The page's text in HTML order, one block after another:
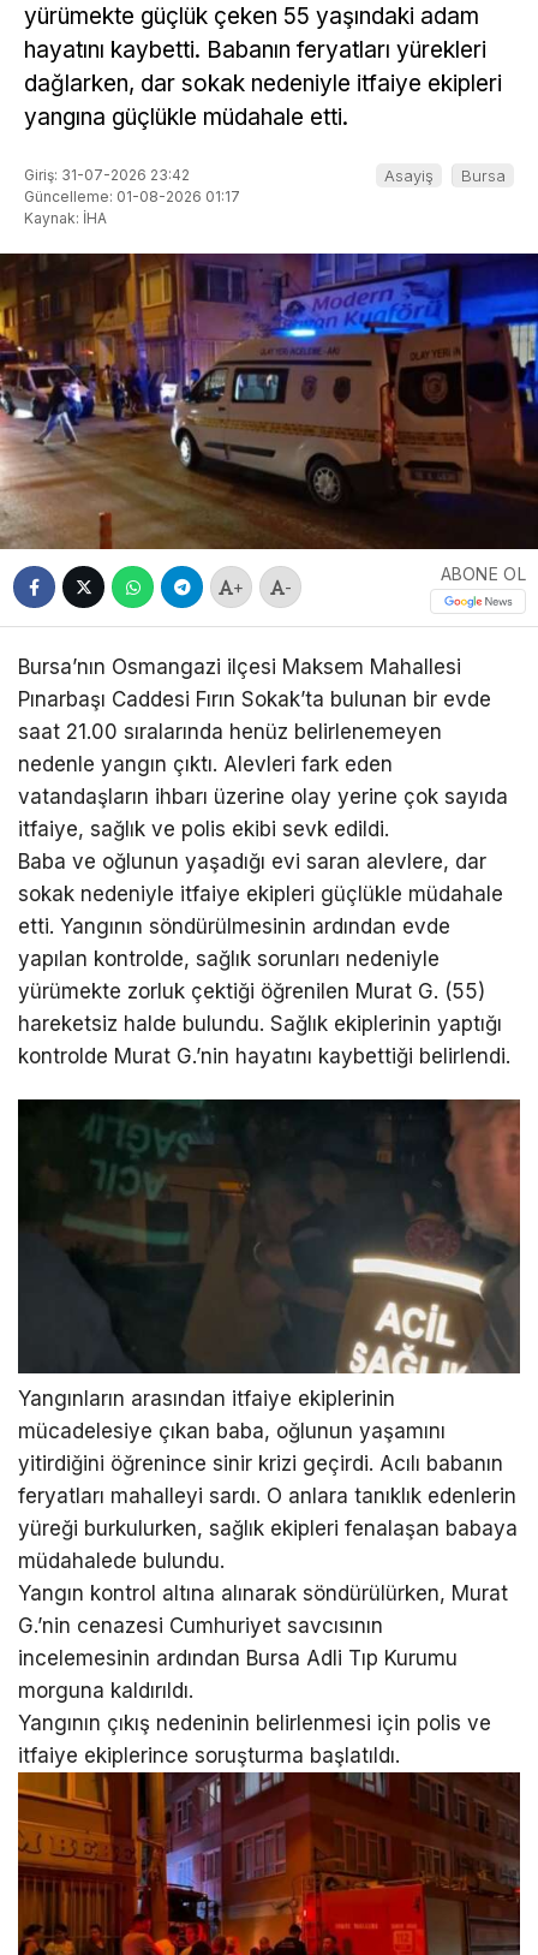
yürümekte güçlük çeken 55 yaşındaki adam
hayatını kaybetti. Babanın feryatları yürekleri
dağlarken, dar sokak nedeniyle itfaiye ekipleri
yangına güçlükle müdahale etti.
Giriş: 31-07-2026 23:42
Güncelleme: 01-08-2026 01:17
Kaynak: İHA
Asayiş Bursa
+ -
ABONE OL
Bursa’nın Osmangazi ilçesi Maksem Mahallesi
Pınarbaşı Caddesi Fırın Sokak’ta bulunan bir evde
saat 21.00 sıralarında henüz belirlenemeyen
nedenle yangın çıktı. Alevleri fark eden
vatandaşların ihbarı üzerine olay yerine çok sayıda
itfaiye, sağlık ve polis ekibi sevk edildi.
Baba ve oğlunun yaşadığı evi saran alevlere, dar
sokak nedeniyle itfaiye ekipleri güçlükle müdahale
etti. Yangının söndürülmesinin ardından evde
yapılan kontrolde, sağlık sorunları nedeniyle
yürümekte zorluk çektiği öğrenilen Murat G. (55)
hareketsiz halde bulundu. Sağlık ekiplerinin yaptığı
kontrolde Murat G.’nin hayatını kaybettiği belirlendi.
Yangınların arasından itfaiye ekiplerinin
mücadelesiye çıkan baba, oğlunun yaşamını
yitirdiğini öğrenince sinir krizi geçirdi. Acılı babanın
feryatları mahalleyi sardı. O anlara tanıklık edenlerin
yüreği burkulurken, sağlık ekipleri fenalaşan babaya
müdahalede bulundu.
Yangın kontrol altına alınarak söndürülürken, Murat
G.’nin cenazesi Cumhuriyet savcısının
incelemesinin ardından Bursa Adli Tıp Kurumu
morguna kaldırıldı.
Yangının çıkış nedeninin belirlenmesi için polis ve
itfaiye ekiplerince soruşturma başlatıldı.